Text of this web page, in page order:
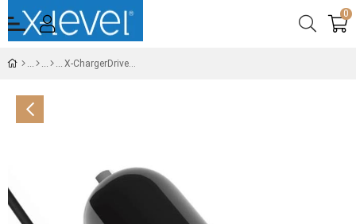
0
X-ChargerDriveS 2.4A 15.5W 2x USB-A Port Araç İçi Şarj Cihazı - Micro Kablo - Çakmaklık Şarj